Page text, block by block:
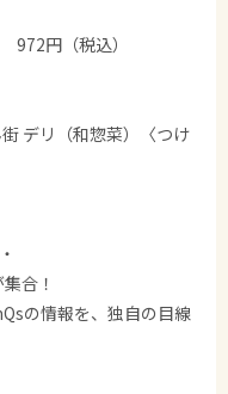
972円（税込）
デリ（和惣菜）〈つけ
合！
の情報を、独自の目線